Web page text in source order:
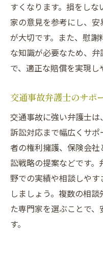
すくなります。損をし
家の意見を参考にし、
が大切です。また、慰
な知識が必要なため、
で、適正な賠償を実現し
交通事故弁護士のサポ
交通事故に強い弁護士は
訴訟対応まで幅広くサ
者の権利擁護、保険会
訟戦略の提案などです
野での実績や相談しや
しましょう。複数の相
た専門家を選ぶことで
す。